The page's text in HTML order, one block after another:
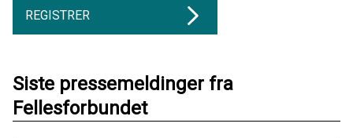
REGISTRER
Siste pressemeldinger fra
Fellesforbundet